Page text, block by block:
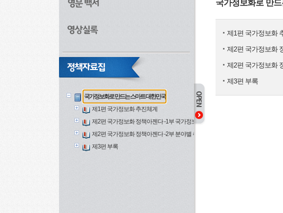
국가정보화로 만드는 스마트 대한민국
제1편 국가정보화 추진체계
제2편 국가정보화 정책아젠다 -1부 국가정보화 추진방향
제2편 국가정보화 정책아젠다 -2부 분야별 추진과제
제3편 부록
국가정보화로 만
제1편 국가정보화
제2편 국가정보화
제2편 국가정보화
제3편 부록